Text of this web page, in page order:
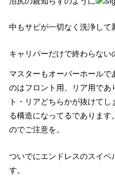
中もサビが一切なく洗浄して
キャリパーだけで終わらない
マスターもオーバーホール
のはフロント用、リア用であ
ト・リアどちらかが抜けて
る構造になってるでありま
のでご注意を。
ついでにエンドレスのスイベ
す。